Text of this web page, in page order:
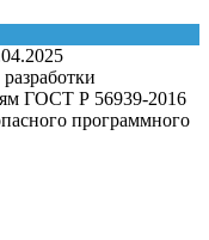
ГОСТ Р 56939-2016
программного